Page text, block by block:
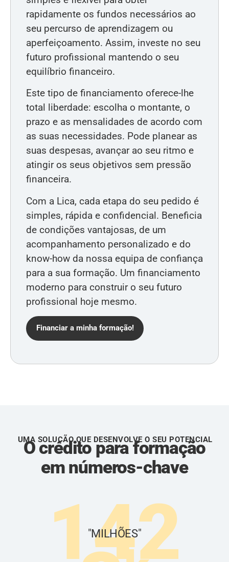
rapidamente os fundos necessários ao
seu percurso de aprendizagem ou
aperfeiçoamento. Assim, investe no seu
futuro profissional mantendo o seu
equilíbrio financeiro.
Este tipo de financiamento oferece-lhe
total liberdade: escolha o montante, o
prazo e as mensalidades de acordo com
as suas necessidades. Pode planear as
suas despesas, avançar ao seu ritmo e
atingir os seus objetivos sem pressão
financeira.
Com a Lica, cada etapa do seu pedido é
simples, rápida e confidencial. Beneficia
de condições vantajosas, de um
acompanhamento personalizado e do
know-how da nossa equipa de confiança
para a sua formação. Um financiamento
moderno para construir o seu futuro
profissional hoje mesmo.
Financiar a minha formação!
UMA SOLUÇÃO QUE DESENVOLVE O SEU POTENCIAL
O crédito para formação
em números-chave
142
"MILHÕES"